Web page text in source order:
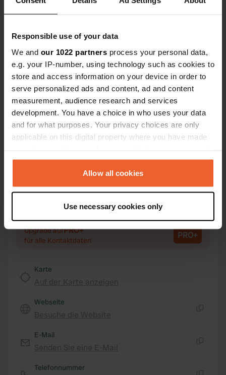
Responsible use of your data
We and our 1022 partners process your personal data,
e.g. your IP-number, using technology such as cookies to
store and access information on your device in order to
serve personalized ads and content, ad and content
measurement, audience research and services
development. You have a choice in who uses your data
and for what purposes. Your privacy choices are only
applicable on this digital property where you have made
any time from the Cookie Declaration or by clicking on
the Privacy trigger icon.
Collect information about your geographical location
which can be accurate to within several meters
Identify your device by actively scanning it for
and set your preferences in the
We use cookies to personalise content and ads, to
our social media, advertising and analytics partners who
of their services.
Allow all cookies
Use necessary cookies only
Kontakt
Standort
Hamnbergsvägen 47
475 51, Gemeinde Öckerö, Schweden
Kopie
Koordinaten
57° 45' 1" N 11° 39' 20" E
57.75025347 11.6556702
Kopie
Upgrade aufPRO+
für alle Kontaktdaten PRO+
Karte
Webseite
E-Mail
Telefonnummer